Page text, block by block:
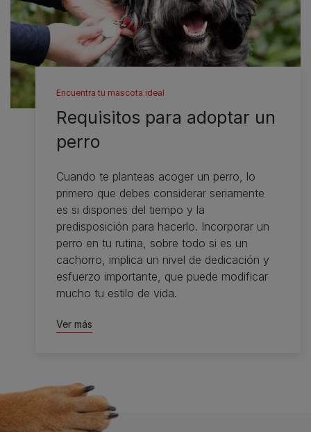
Encuentra tu mascota ideal
Requisitos para adoptar un
perro
Cuando te planteas acoger un perro, lo
primero que debes considerar seriamente
es si dispones del tiempo y la
predisposición para hacerlo. Incorporar un
perro en tu rutina, sobre todo si es un
cachorro, implica un nivel de dedicación y
esfuerzo importante, que puede modificar
mucho tu estilo de vida.
Ver más